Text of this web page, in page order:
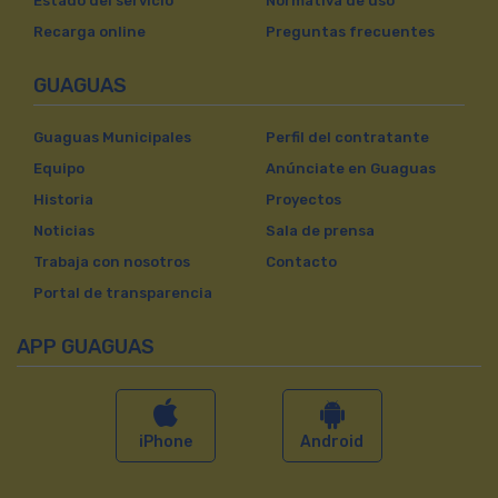
Recarga online
Preguntas frecuentes
GUAGUAS
Guaguas Municipales
Equipo
Historia
Noticias
Trabaja con nosotros
Portal de transparencia
Perfil del contratante
Anúnciate en Guaguas
Proyectos
Sala de prensa
Contacto
APP GUAGUAS
iPhone Android